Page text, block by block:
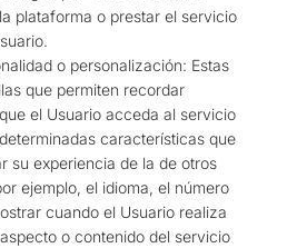
plataforma o prestar el servicio
o personalización: Estas
que permiten recordar
el Usuario acceda al servicio
características que
su experiencia de la de otros
ejemplo, el idioma, el número
cuando el Usuario realiza
o contenido del servicio